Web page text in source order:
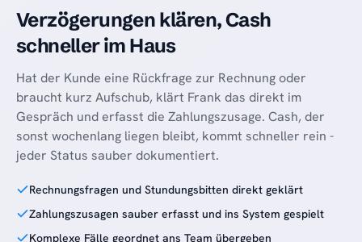
Verzögerungen klären, Cash
schneller im Haus
Hat der Kunde eine Rückfrage zur Rechnung oder
braucht kurz Aufschub, klärt Frank das direkt im
Gespräch und erfasst die Zahlungszusage. Cash, der
sonst wochenlang liegen bleibt, kommt schneller rein -
jeder Status sauber dokumentiert.
Rechnungsfragen und Stundungsbitten direkt geklärt
Zahlungszusagen sauber erfasst und ins System gespielt
Komplexe Fälle geordnet ans Team übergeben